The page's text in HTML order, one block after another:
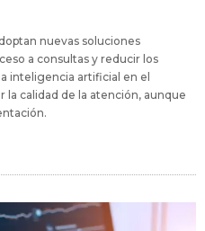
nuevas soluciones
a consultas y reducir los
inteligencia artificial en el
calidad de la atención, aunque